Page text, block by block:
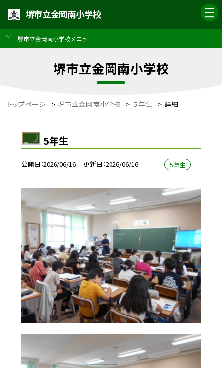
堺市立金岡南小学校
堺市立金岡南小学校メニュー
堺市立金岡南小学校
トップページ > 堺市立金岡南小学校 > ５年生 > 詳細
5年生
公開日 2026/06/16 更新日 2026/06/16 ５年生